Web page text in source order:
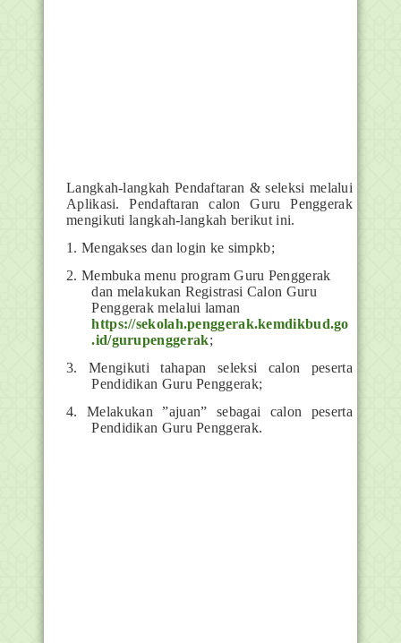
Langkah-langkah Pendaftaran & seleksi melalui
Aplikasi. Pendaftaran calon Guru Penggerak
mengikuti langkah-langkah berikut ini.
1. Mengakses dan login ke simpkb;
2. Membuka menu program Guru Penggerak
dan melakukan Registrasi Calon Guru
Penggerak melalui laman
https://sekolah.penggerak.kemdikbud.go
.id/gurupenggerak;
3. Mengikuti tahapan seleksi calon peserta
Pendidikan Guru Penggerak;
4. Melakukan ”ajuan” sebagai calon peserta
Pendidikan Guru Penggerak.